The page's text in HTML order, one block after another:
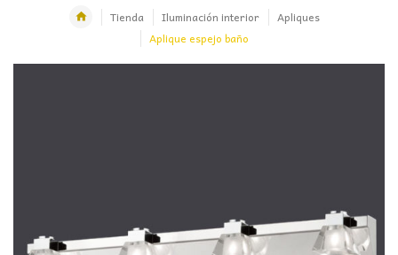
Tienda Iluminación interior
Apliques
Aplique espejo baño